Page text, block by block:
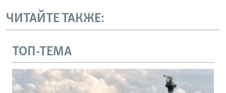
ЧИТАЙТЕ ТАКЖЕ:
ТОП-ТЕМА